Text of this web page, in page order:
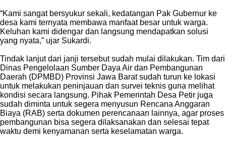
‎“Kami sangat bersyukur sekali, kedatangan Pak Gubernur ke
desa kami ternyata membawa manfaat besar untuk warga.
Keluhan kami didengar dan langsung mendapatkan solusi
yang nyata,” ujar Sukardi.
‎Tindak lanjut dari janji tersebut sudah mulai dilakukan. Tim dari
Dinas Pengelolaan Sumber Daya Air dan Pembangunan
Daerah (DPMBD) Provinsi Jawa Barat sudah turun ke lokasi
untuk melakukan peninjauan dan survei teknis guna melihat
kondisi secara langsung. Pihak Pemerintah Desa Petir juga
sudah diminta untuk segera menyusun Rencana Anggaran
Biaya (RAB) serta dokumen perencanaan lainnya, agar proses
pembangunan bisa segera dilaksanakan dan selesai tepat
waktu demi kenyamanan serta keselamatan warga.